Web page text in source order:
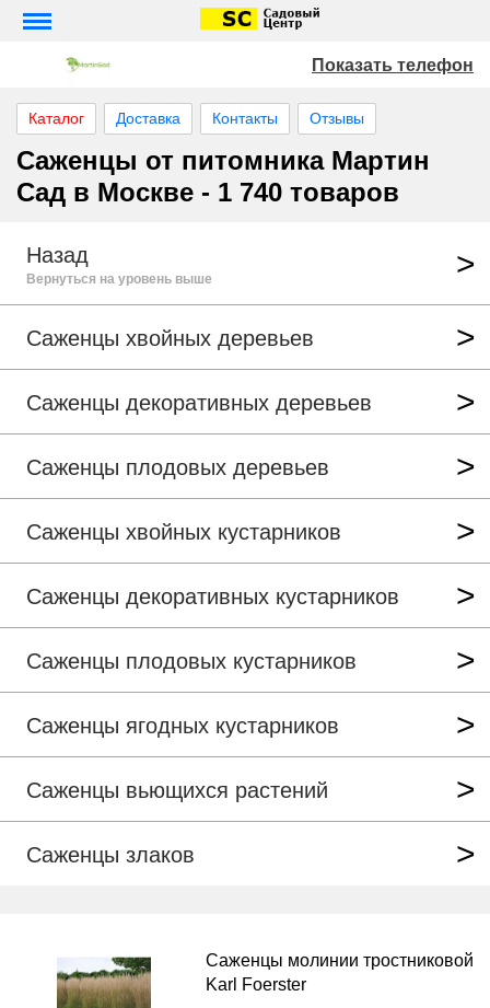
Показать телефон
Каталог Доставка Контакты Отзывы
Саженцы от питомника Мартин
Сад в Москве - 1 740 товаров
Назад
Вернуться на уровень выше
Саженцы хвойных деревьев
Саженцы декоративных деревьев
Саженцы плодовых деревьев
Саженцы хвойных кустарников
Саженцы декоративных кустарников
Саженцы плодовых кустарников
Саженцы ягодных кустарников
Саженцы вьющихся растений
Саженцы злаков
Саженцы молинии тростниковой
Karl Foerster